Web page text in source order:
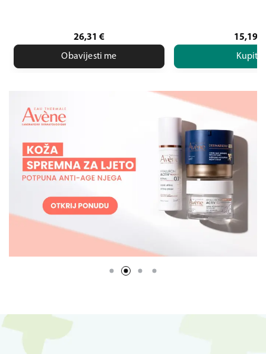
26,31 €
Obavijesti me
15,19
Kupite